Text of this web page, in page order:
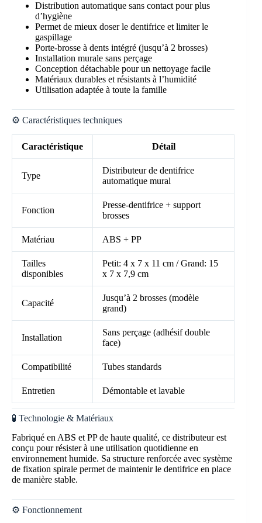
Distribution automatique sans contact pour plus
d’hygiène
Permet de mieux doser le dentifrice et limiter le
gaspillage
Porte-brosse à dents intégré (jusqu’à 2 brosses)
Installation murale sans perçage
Conception détachable pour un nettoyage facile
Matériaux durables et résistants à l’humidité
Utilisation adaptée à toute la famille
⚙️ Caractéristiques techniques
Caractéristique Détail
Type
Distributeur de dentifrice
automatique mural
Fonction
Presse-dentifrice + support
brosses
Matériau ABS + PP
Tailles
disponibles
Petit: 4 x 7 x 11 cm / Grand: 15
x 7 x 7,9 cm
Capacité
Jusqu’à 2 brosses (modèle
grand)
Installation
Sans perçage (adhésif double
face)
Compatibilité Tubes standards
Entretien Démontable et lavable
🧪 Technologie & Matériaux
Fabriqué en ABS et PP de haute qualité, ce distributeur est
conçu pour résister à une utilisation quotidienne en
environnement humide. Sa structure renforcée avec système
de fixation spirale permet de maintenir le dentifrice en place
de manière stable.
⚙️ Fonctionnement